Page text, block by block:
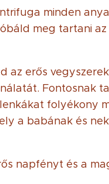
minden
meg tartani
az erős
Fontosnak
folyékony
a babának és
napfényt és a